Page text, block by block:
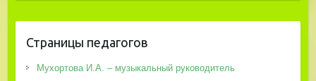
Страницы педагогов
Мухортова И.А. – музыкальный руководитель